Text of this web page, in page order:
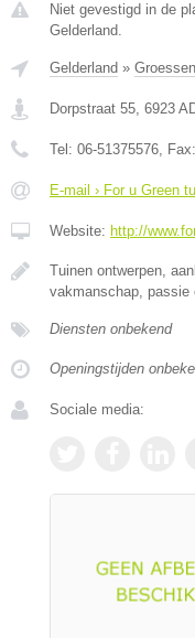
Niet gevestigd in de
Gelderland.
Gelderland » Groessen
Dorpstraat 55, 6923
Tel: 06-51375576, Fax:
E-mail › For u Green
Website: http://
Tuinen ontwerpen,
vakmanschap, passie
Diensten onbekend
Openingstijden
Sociale media: